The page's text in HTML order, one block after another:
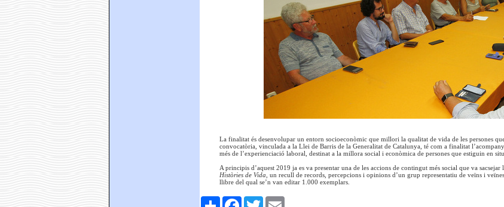
La finalitat és desenvolupar un entorn socioeconòmic que millori la qualitat de vida de les persones
convocatòria, vinculada a la Llei de Barris de la Generalitat de Catalunya, té com a finalitat
més de l’experienciació laboral, destinat a la millora social i econòmica de persones que estiguin en
A principis d’aquest 2019 ja es va presentar una de les accions de contingut més social que va
Històries de Vida, un recull de records, percepcions i opinions d’un grup representatiu de veïns i
llibre del qual se’n van editar 1.000 exemplars.
ComparteixFacebookTwitter